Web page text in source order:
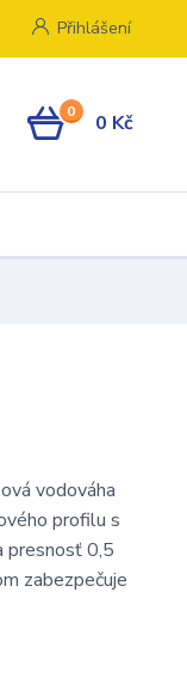
Přihlášení
0 0 Kč
vodováha
profilu s
presnosť 0,5
zabezpečuje